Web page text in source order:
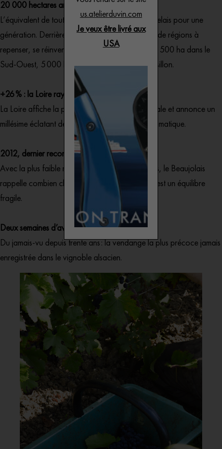
us.atelierduvin.com
Je veux être livré aux
USA
20 000 hectares arrachés
L’équivalent de toute la surface viticole du Bordelais pour une
génération. Derrière ce chiffre, la détermination de régions à
repenser, se réinventer : 8 500 ha en Gironde, 6 500 ha dans le
Sud-Ouest, 5 000 ha pour le Languedoc-Roussillon.
+26 % : la Loire rayonne
La Loire affiche la plus forte progression régionale et annonce un
millésime éclatant de fraîcheur et de diversité aromatique.
2012, dernier record battu par le Beaujolais
Avec la plus faible récolte depuis plus de dix ans, le Beaujolais
rappelle combien chaque année de vendanges est un équilibre
fragile.
Deux semaines d’avance en Alsace
Du jamais-vu depuis trente ans : la vendange la plus précoce jamais
enregistrée dans le vignoble alsacien.